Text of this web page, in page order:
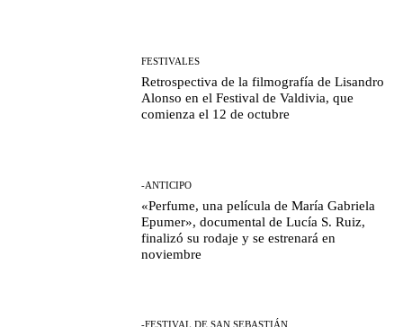
FESTIVALES
Retrospectiva de la filmografía de Lisandro
Alonso en el Festival de Valdivia, que
comienza el 12 de octubre
-ANTICIPO
«Perfume, una película de María Gabriela
Epumer», documental de Lucía S. Ruiz,
finalizó su rodaje y se estrenará en
noviembre
-FESTIVAL DE SAN SEBASTIÁN